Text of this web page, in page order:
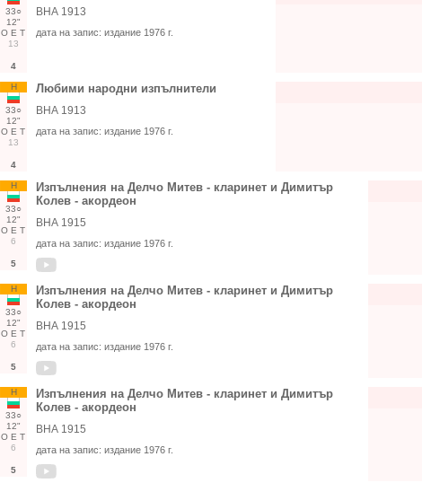
33○
12"
О Е Т
13
4
ВНА 1913
дата на запис: издание 1976 г.
Н
33○
12"
О Е Т
13
4
Любими народни изпълнители
ВНА 1913
дата на запис: издание 1976 г.
Н
33○
12"
О Е Т
6
5
Изпълнения на Делчо Митев - кларинет и Димитър
Колев - акордеон
ВНА 1915
дата на запис: издание 1976 г.
Н
33○
12"
О Е Т
6
5
Изпълнения на Делчо Митев - кларинет и Димитър
Колев - акордеон
ВНА 1915
дата на запис: издание 1976 г.
Н
33○
12"
О Е Т
6
5
Изпълнения на Делчо Митев - кларинет и Димитър
Колев - акордеон
ВНА 1915
дата на запис: издание 1976 г.